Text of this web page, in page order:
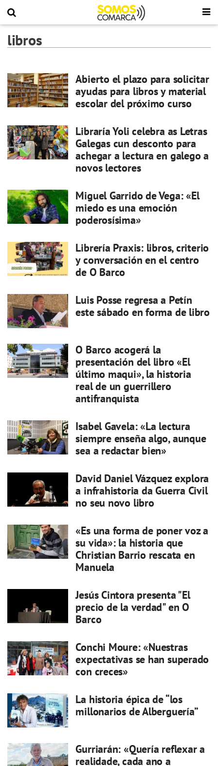
libros
Abierto el plazo para solicitar
ayudas para libros y material
escolar del próximo curso
Libraría Yoli celebra as Letras
Galegas cun desconto para
achegar a lectura en galego a
novos lectores
Miguel Garrido de Vega: «El
miedo es una emoción
poderosísima»
Librería Praxis: libros, criterio
y conversación en el centro
de O Barco
Luis Posse regresa a Petín
este sábado en forma de libro
O Barco acogerá la
presentación del libro «El
último maqui», la historia
real de un guerrillero
antifranquista
Isabel Gavela: «La lectura
siempre enseña algo, aunque
sea a redactar bien»
David Daniel Vázquez explora
a infrahistoria da Guerra Civil
no seu novo libro
«Es una forma de poner voz a
su vida»: la historia que
Christian Barrio rescata en
Manuela
Jesús Cintora presenta "El
precio de la verdad" en O
Barco
Conchi Moure: «Nuestras
expectativas se han superado
con creces»
La historia épica de “los
millonarios de Alberguería”
Gurriarán: «Quería reflexar a
realidade, cada ano a